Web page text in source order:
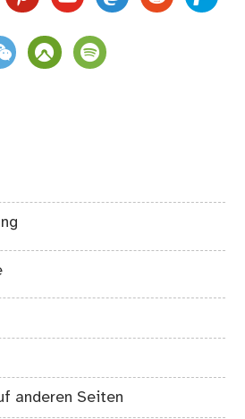
komootspotify
anderen Seiten